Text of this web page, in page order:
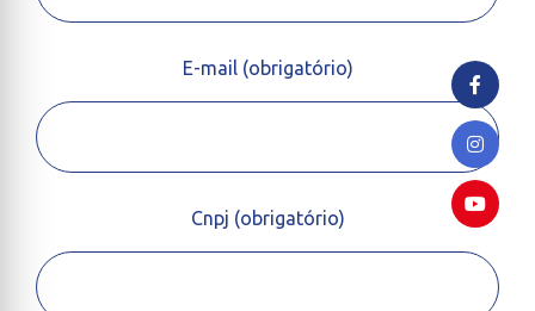
E-mail (obrigatório)
Cnpj (obrigatório)